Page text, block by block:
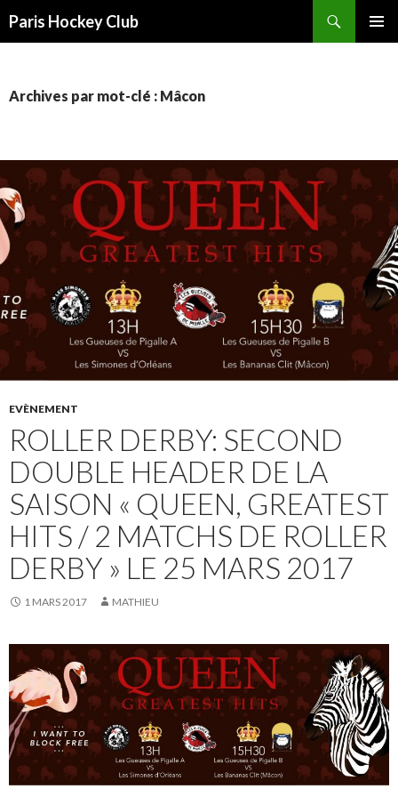
Paris Hockey Club
Archives par mot-clé : Mâcon
EVÈNEMENT
ROLLER DERBY: SECOND
DOUBLE HEADER DE LA
SAISON « QUEEN, GREATEST
HITS / 2 MATCHS DE ROLLER
DERBY » LE 25 MARS 2017
1 MARS 2017 MATHIEU